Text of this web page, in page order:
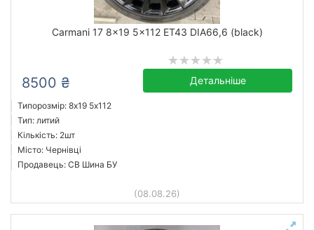
Carmani 17 8x19 5x112 ET43 DIA66,6 (black)
8500 ₴ Детальніше
Типорозмір: 8x19 5х112
Тип: литий
Кількість: 2шт
Місто: Чернівці
Продавець: СВ Шина БУ
(08.08.26)